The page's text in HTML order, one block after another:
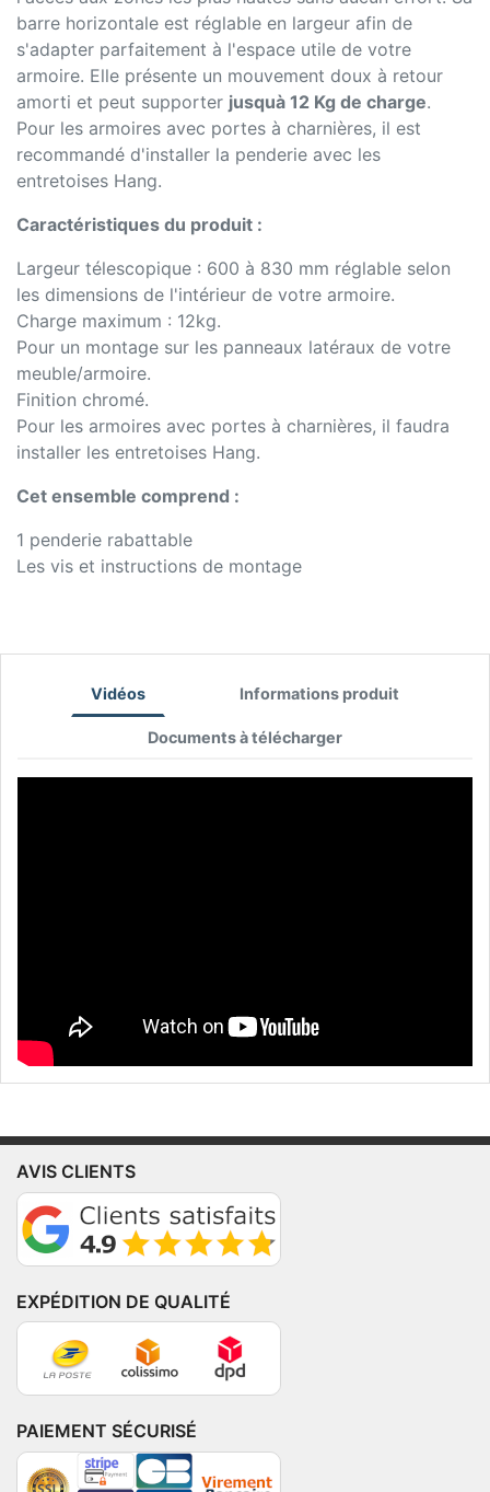
barre horizontale est réglable en largeur afin de
s'adapter parfaitement à l'espace utile de votre
armoire. Elle présente un mouvement doux à retour
amorti et peut supporter jusquà 12 Kg de charge.
Pour les armoires avec portes à charnières, il est
recommandé d'installer la penderie avec les
entretoises Hang.
Caractéristiques du produit :
Largeur télescopique : 600 à 830 mm réglable selon
les dimensions de l'intérieur de votre armoire.
Charge maximum : 12kg.
Pour un montage sur les panneaux latéraux de votre
meuble/armoire.
Finition chromé.
Pour les armoires avec portes à charnières, il faudra
installer les entretoises Hang.
Cet ensemble comprend :
1 penderie rabattable
Les vis et instructions de montage
Vidéos Informations produit
Documents à télécharger
AVIS CLIENTS
EXPÉDITION DE QUALITÉ
PAIEMENT SÉCURISÉ